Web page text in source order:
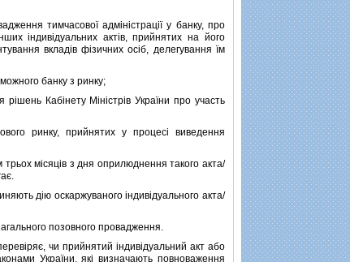
тимчасової адмiнiстрацiї у банку, про
iндивiдуальних актiв, прийнятих на його
вкладiв фiзичних осiб, делегування їм
банку з ринку;
Кабiнету Мiнiстрiв України про участь
ринку, прийнятих у процесi виведення
мiсяцiв з дня оприлюднення такого акта/
дiю оскаржуваного iндивiдуального акта/
позовного провадження.
чи прийнятий iндивiдуальний акт або
України, якi визначають повноваження